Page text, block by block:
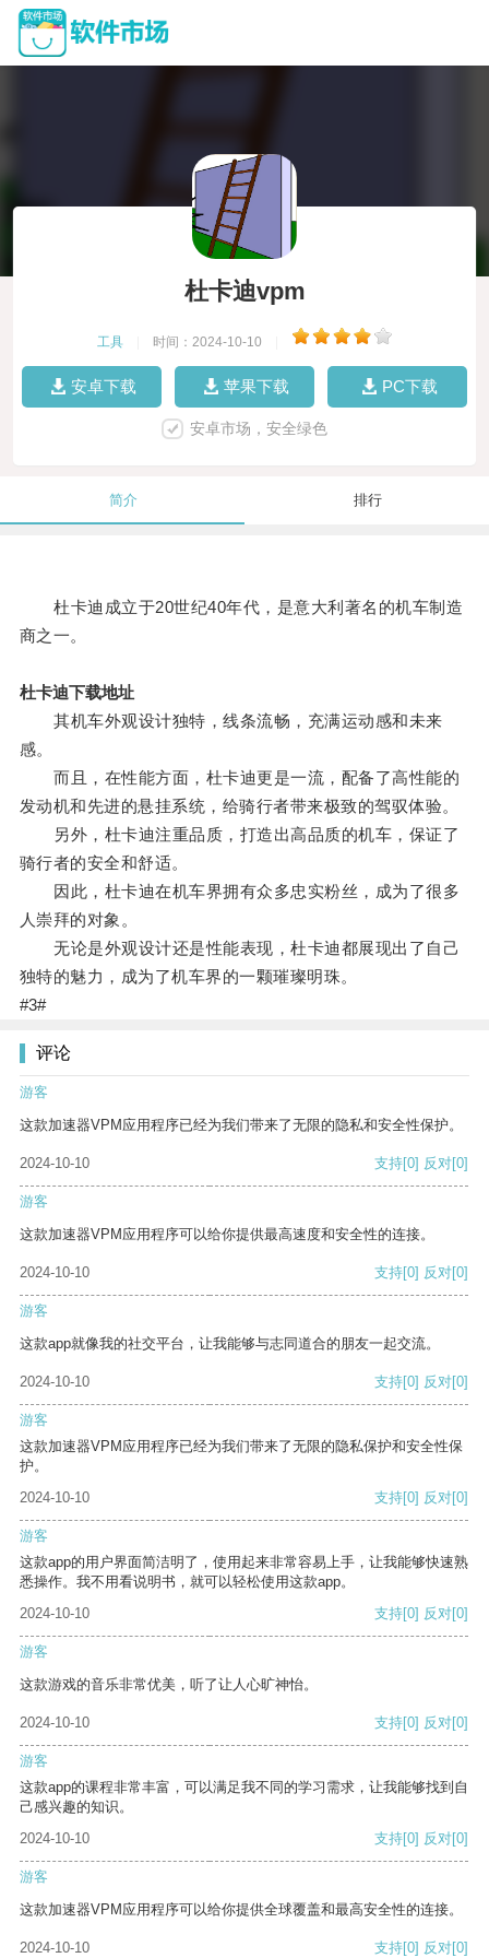
杜卡迪vpm
工具 时间：2024-10-10
安卓下载 苹果下载 PC下载
安卓市场，安全绿色
简介 排行
杜卡迪成立于20世纪40年代，是意大利著名的机车制造
商之一。
杜卡迪下载地址
其机车外观设计独特，线条流畅，充满运动感和未来
感。
而且，在性能方面，杜卡迪更是一流，配备了高性能的
发动机和先进的悬挂系统，给骑行者带来极致的驾驭体验。
另外，杜卡迪注重品质，打造出高品质的机车，保证了
骑行者的安全和舒适。
因此，杜卡迪在机车界拥有众多忠实粉丝，成为了很多
人崇拜的对象。
无论是外观设计还是性能表现，杜卡迪都展现出了自己
独特的魅力，成为了机车界的一颗璀璨明珠。
#3#
评论
游客
这款加速器VPM应用程序已经为我们带来了无限的隐私和安全性保护。
2024-10-10 支持[0] 反对[0]
游客
这款加速器VPM应用程序可以给你提供最高速度和安全性的连接。
2024-10-10 支持[0] 反对[0]
游客
这款app就像我的社交平台，让我能够与志同道合的朋友一起交流。
2024-10-10 支持[0] 反对[0]
游客
这款加速器VPM应用程序已经为我们带来了无限的隐私保护和安全性保
护。
2024-10-10
支持[0] 反对[0]
游客
这款app的用户界面简洁明了，使用起来非常容易上手，让我能够快速熟
悉操作。我不用看说明书，就可以轻松使用这款app。
2024-10-10
支持[0] 反对[0]
游客
这款游戏的音乐非常优美，听了让人心旷神怡。
2024-10-10 支持[0] 反对[0]
游客
这款app的课程非常丰富，可以满足我不同的学习需求，让我能够找到自
己感兴趣的知识。
2024-10-10
支持[0] 反对[0]
游客
这款加速器VPM应用程序可以给你提供全球覆盖和最高安全性的连接。
2024-10-10 支持[0] 反对[0]